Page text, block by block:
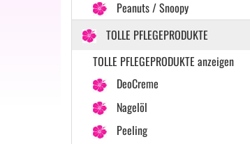
Peanuts / Snoopy
TOLLE PFLEGEPRODUKTE
TOLLE PFLEGEPRODUKTE anzeigen
DeoCreme
Nagelöl
Peeling